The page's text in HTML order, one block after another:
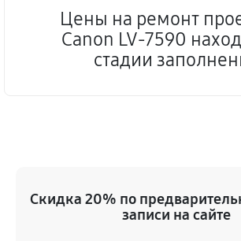
Цены на ремонт
Canon LV-7590
стадии
Скидка 20% по
записи на сайте